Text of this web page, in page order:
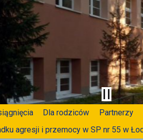
Dla rodziców Partnerzy
agresji i przemocy w SP nr 55 w